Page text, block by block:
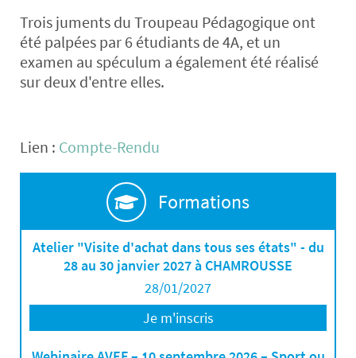
Trois juments du Troupeau Pédagogique ont
été palpées par 6 étudiants de 4A, et un
examen au spéculum a également été réalisé
sur deux d'entre elles.
Lien : Compte-Rendu
Formations
Atelier "Visite d'achat dans tous ses états" - du
28 au 30 janvier 2027 à CHAMROUSSE
28/01/2027
Je m'inscris